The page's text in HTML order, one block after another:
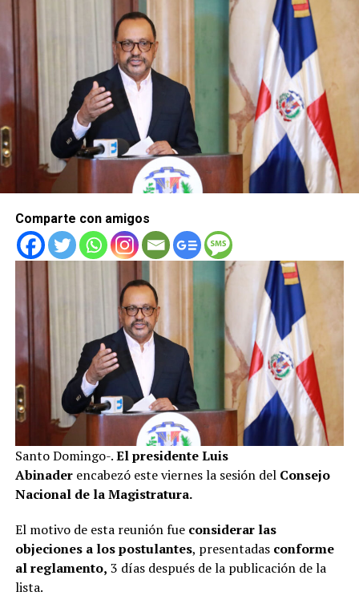
Comparte con amigos
Santo Domingo-.El presidente Luis
Abinaderencabezó este viernes la sesión del Consejo
Nacional de la Magistratura.
El motivo de esta reunión fue considerar las
objeciones a los postulantes, presentadas conforme
al reglamento, 3 días después de la publicación de la
lista.